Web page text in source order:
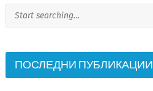
ПОСЛЕДНИ ПУБЛИКАЦИИ